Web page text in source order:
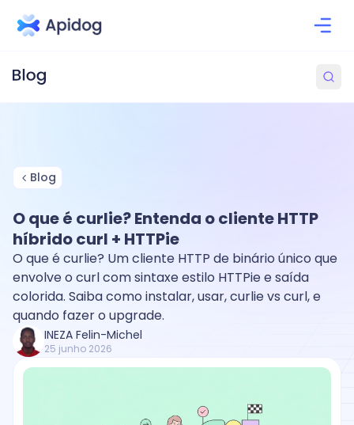
Blog
O que é curlie? Entenda o cliente HTTP
híbrido curl + HTTPie
O que é curlie? Um cliente HTTP de binário único que
envolve o curl com sintaxe estilo HTTPie e saída
colorida. Saiba como instalar, usar, curlie vs curl, e
quando fazer o upgrade.
INEZA Felin-Michel
25 junho 2026